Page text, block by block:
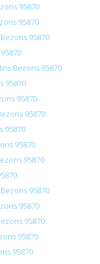
95870
95870
95870
Bezons 95870
95870
95870
95870
95870
95870
95870
95870
95870
95870
95870
95870